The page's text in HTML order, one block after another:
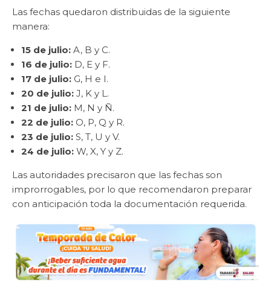
Las fechas quedaron distribuidas de la siguiente
manera:
15 de julio: A, B y C.
16 de julio: D, E y F.
17 de julio: G, H e I.
20 de julio: J, K y L.
21 de julio: M, N y Ñ.
22 de julio: O, P, Q y R.
23 de julio: S, T, U y V.
24 de julio: W, X, Y y Z.
Las autoridades precisaron que las fechas son
improrrogables, por lo que recomendaron preparar
con anticipación toda la documentación requerida.